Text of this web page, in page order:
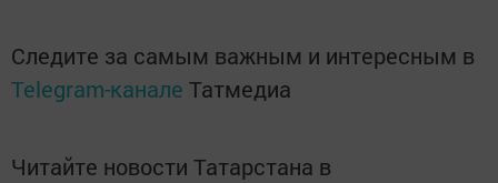
Следите за самым важным и интересным в
Telegram-канале Татмедиа
Читайте новости Татарстана в